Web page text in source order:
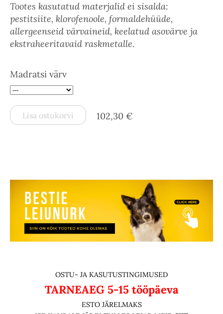
Tootes kasutatud materjalid ei sisalda:
pestitsiite, klorofenoole, formaldehüüde,
allergeenseid värvaineid, keelatud asovärve ja
ekstraheeritavaid raskmetalle.
Madratsi värv
Lisa ostukorvi 102,30 €
OSTU- JA KASUTUSTINGIMUSED
TARNEAEG 5-15 tööpäeva
ESTO JÄRELMAKS